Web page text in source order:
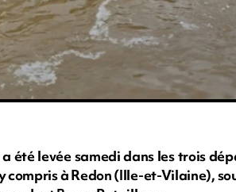
été levée samedi dans les trois
compris à Redon (Ille-et-Vilaine),